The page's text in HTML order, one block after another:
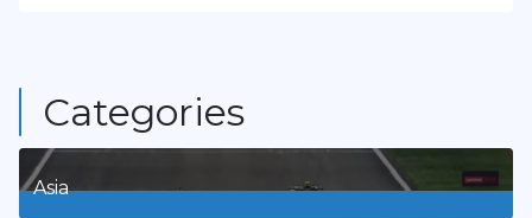
Categories
Asia